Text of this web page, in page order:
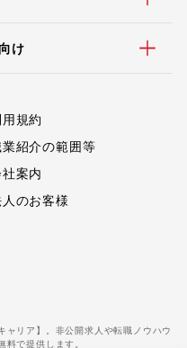
け
規約
業紹介の範囲等
案内
のお客様
ャリア】。非公開求人や転職ノウハウ
料で提供します。